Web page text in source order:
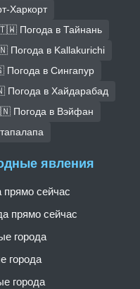
Харкорт
Погода в Тайнань
Погода в Kallakurichi
в Сингапур
в Хайдарабад
Погода в Вэйфан
явления
сейчас
прямо сейчас
города
города
города